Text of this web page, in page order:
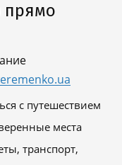
прямо
с путешествием
места
транспорт,